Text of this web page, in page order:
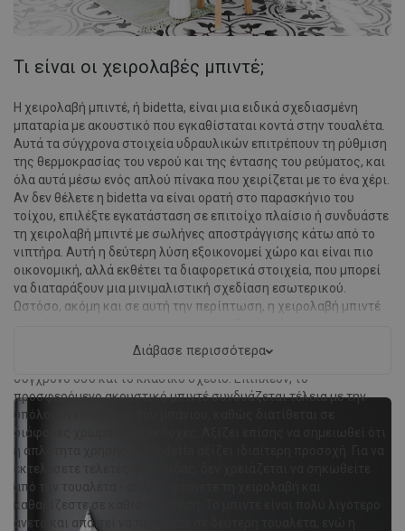
Τι είναι οι χειρολαβές μπιντέ;
Η χειρολαβή μπιντέ, ή bidetta, είναι μια ειδικά σχεδιασμένη
μπαταρία με ακουστικό που εγκαθίσταται κοντά στην τουαλέτα.
Αυτά τα σύγχρονα στοιχεία υδραυλικών επιτρέπουν τη ρύθμιση
της θερμοκρασίας του νερού και της έντασης του ρεύματος, και
όλα αυτά μέσω ενός απλού πίνακα που χειρίζεται με το ένα χέρι.
Αν δεν θέλετε η bidetta να είναι ορατή στο παρασκήνιο του
τοίχου, επιλέξτε εγκατάσταση σε επιτοίχο πλαίσιο ή συνδυάστε
τη χειρολαβή μπιντέ με σωλήνες αποστράγγισης κάτω από το
νιπτήρα. Αυτή η δεύτερη λύση εξοικονομεί χώρο και είναι πιο
οικονομική, αλλά εκθέτει τα διαφορετικά στοιχεία, που μπορεί
να διαταράξουν μια μινιμαλιστική σχεδίαση εσωτερικού.
Ωστόσο, ακόμη και σε αυτή την περίπτωση, η χειρολαβή μπιντέ
διαθέσιμα στη συλλογή της Mexen εντυπωσιάζουν με το απλό
σχήμα τους, το οποίο θα αρέσει τόσο σε όσους αγαπούν το
σύγχρονο όσο και το κλασικό σχέδιο. Επιπλέον, το
προσφερόμενο ακουστικό μπιντέ συνδυάζεται τέλεια με την
υπόλοιπη επίπλωση του μπάνιου, καθώς διατίθεται σε
διάφορες χρωματικές εκδοχές. Αξίζει επίσης να σημειωθεί ότι
η απλότητα χρήσης της bidetta αξίζει ιδιαίτερη προσοχή. Για να
εκτελέσετε τελετές φροντίδας, δεν χρειάζεται να σηκωθείτε
από την τουαλέτα - απλώς φτάνετε τη χειρολαβή και
καθαρίζεστε σε καθιστική θέση. Το μπιντέ είναι πολύ λιγότερο
άνετο και απαιτεί να περάσετε σε δεύτερη τουαλέτα, ενώ η
Διάβασε περισσότερα